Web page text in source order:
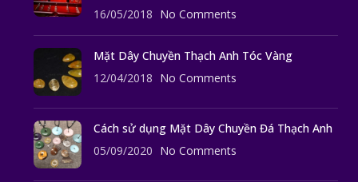
16/05/2018 No Comments
Mặt Dây Chuyền Thạch Anh Tóc Vàng
12/04/2018 No Comments
Cách sử dụng Mặt Dây Chuyền Đá Thạch Anh
05/09/2020 No Comments